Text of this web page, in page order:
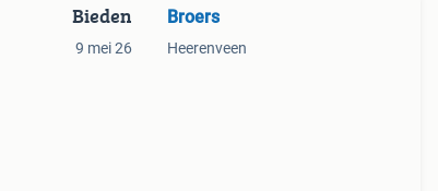
Bieden
9 mei 26
Broers
Heerenveen